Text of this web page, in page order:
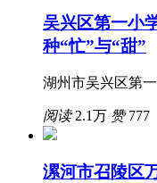
吴兴区第一小
种“忙”与“甜”
湖州市吴兴区第
阅读2.1万 赞777
漯河市召陵区